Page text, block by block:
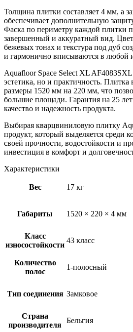
Толщина плитки составляет 4 мм, а
обеспечивает дополнительную
Фаска по периметру каждой плитки
завершенный и аккуратный вид.
бежевых тонах и текстура под дуб
и гармонично вписываются в любой
Aquafloor Space Select XL
эстетика, но и практичность. Плитка
размеры 1520 мм на 220 мм, что
большие площади. Гарантия на 25
качество и надежность продукта.
Выбирая кварцвиниловую плитку
продукт, который выделяется среди
своей прочности, водостойкости и
инвестиция в комфорт и
Характеристики
Вес 17 кг
Габариты 1520 × 220 × 4 мм
Класс
износостойкости
43 класс
Количество
полос
1-полосный
Тип соединения Замковое
Страна
производителя
Бельгия